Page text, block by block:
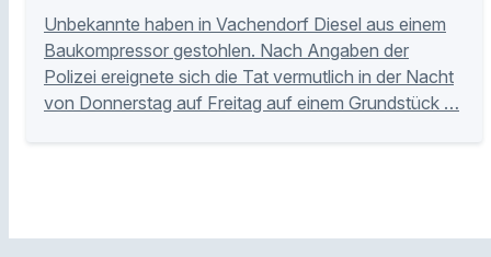
Unbekannte haben in Vachendorf Diesel aus einem
Baukompressor gestohlen. Nach Angaben der
Polizei ereignete sich die Tat vermutlich in der Nacht
von Donnerstag auf Freitag auf einem Grundstück …